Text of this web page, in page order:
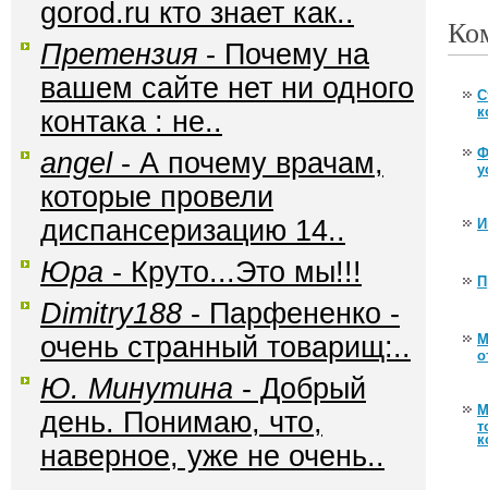
gorod.ru кто знает как..
Претензия - Почему на
вашем сайте нет ни одного
контака : не..
angel- А почему врачам,
которые провели
диспансеризацию 14..
Юра - Круто...Это мы!!!
Dimitry188 - Парфененко -
очень странный товарищ:..
Ю. Минутина - Добрый
день. Понимаю, что,
наверное, уже не очень..